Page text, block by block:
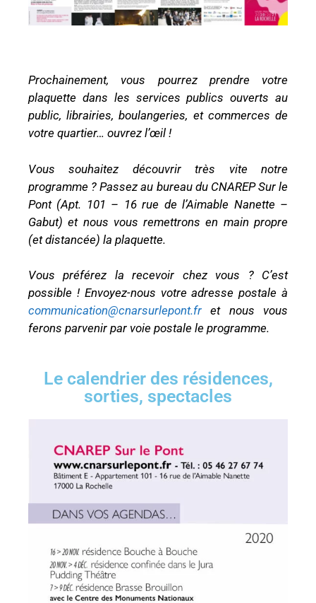
Prochainement, vous pourrez prendre votre
plaquette dans les services publics ouverts au
public, librairies, boulangeries, et commerces de
votre quartier… ouvrez l’œil !
Vous souhaitez découvrir très vite notre
programme ? Passez au bureau du CNAREP Sur le
Pont (Apt. 101 – 16 rue de l’Aimable Nanette –
Gabut) et nous vous remettrons en main propre
(et distancée) la plaquette.
Vous préférez la recevoir chez vous ? C’est
possible ! Envoyez-nous votre adresse postale à
communication@cnarsurlepont.fret nous vous
ferons parvenir par voie postale le programme.
Le calendrier des résidences,
sorties, spectacles